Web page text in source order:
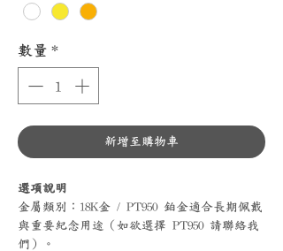
數量 *
新增至購物車
選項說明
金屬類別：18K金 / PT950 鉑金適合長期佩戴
與重要紀念用途（如欲選擇 PT950 請聯絡我
們）。